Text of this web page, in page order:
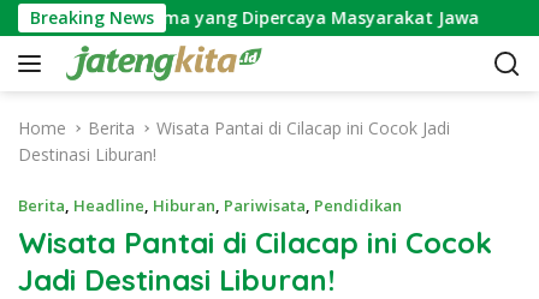
k
Breaking Newsyang Dipercaya Masyarakat Jawa
Home Berita
Wisata Pantai di Cilacap ini Cocok Jadi
Destinasi Liburan!
Berita, Headline, Hiburan, Pariwisata, Pendidikan
Wisata Pantai di Cilacap ini Cocok
Jadi Destinasi Liburan!